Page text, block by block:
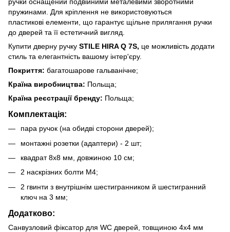
ручки оснащений подвійними металевими зворотними
пружинами. Для кріплення не використовуються
пластикові елементи, що гарантує щільне прилягання ручки
до дверей та її естетичний вигляд.
Купити дверну ручку STILE HIRA Q 7S, це можливість додати
стиль та елегантність вашому інтер'єру.
Покриття: багатошарове гальванічне;
Країна виробництва: Польща;
Країна реєстрації бренду: Польща;
Комплектація:
пара ручок (на обидві сторони дверей);
монтажні розетки (адаптери) - 2 шт;
квадрат 8х8 мм, довжиною 10 см;
2 наскрізних болти М4;
2 гвинти з внутрішнім шестигранником й шестигранний
ключ на 3 мм;
Додатково:
Санвузловий фіксатор для WC дверей, товщиною 4х4 мм